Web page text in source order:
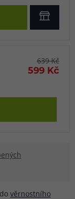
639 Kč
599 Kč
do věrnostního